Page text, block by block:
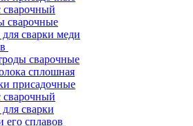
сварочные
сварки меди
сварочные
сплошная
присадочные
сварки
сплавов